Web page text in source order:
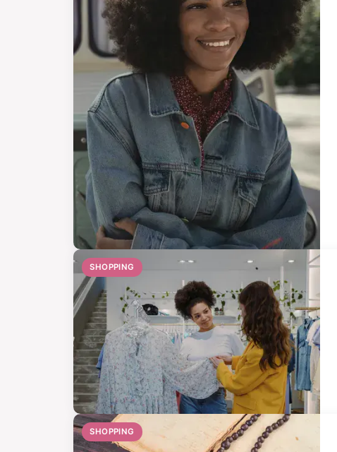
SHOPPING
SHOPPING